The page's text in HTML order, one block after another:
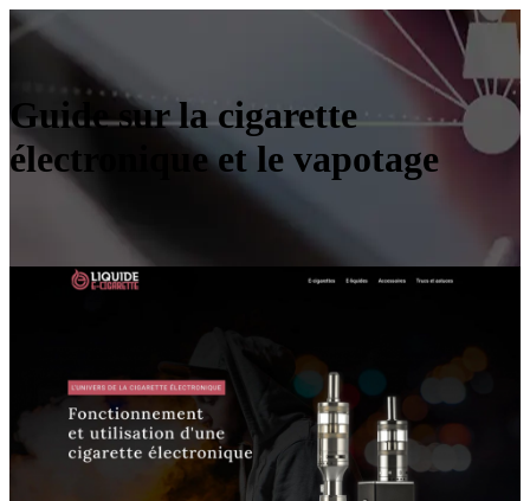
Guide sur la cigarette
électronique et le vapotage